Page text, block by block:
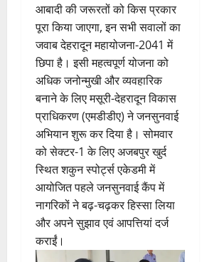
आबादी की जरूरतों को किस प्रकार
पूरा किया जाएगा, इन सभी सवालों का
जवाब देहरादून महायोजना-2041 में
छिपा है। इसी महत्वपूर्ण योजना को
अधिक जनोन्मुखी और व्यवहारिक
बनाने के लिए मसूरी-देहरादून विकास
प्राधिकरण (एमडीडीए) ने जनसुनवाई
अभियान शुरू कर दिया है। सोमवार
को सेक्टर-1 के लिए अजबपुर खुर्द
स्थित शकुन स्पोर्ट्स एकेडमी में
आयोजित पहले जनसुनवाई कैंप में
नागरिकों ने बढ़-चढ़कर हिस्सा लिया
और अपने सुझाव एवं आपत्तियां दर्ज
कराईं।